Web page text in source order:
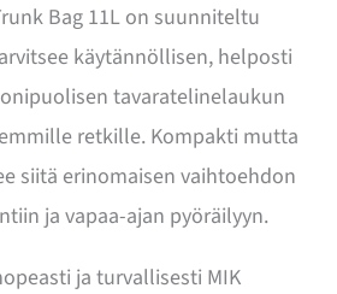
Bag 11L on suunniteltu
käytännöllisen, helposti
tavaratelinelaukun
retkille. Kompakti mutta
siitä erinomaisen vaihtoehdon
ja vapaa-ajan pyöräilyyn.
ja turvallisesti MIK